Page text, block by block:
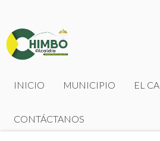
INICIO MUNICIPIO EL
CONTÁCTANOS